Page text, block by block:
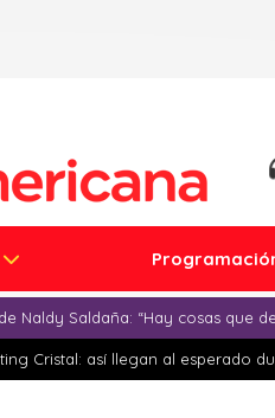
Naldy Saldaña: “Hay cosas que
Cristal: así llegan al esperado